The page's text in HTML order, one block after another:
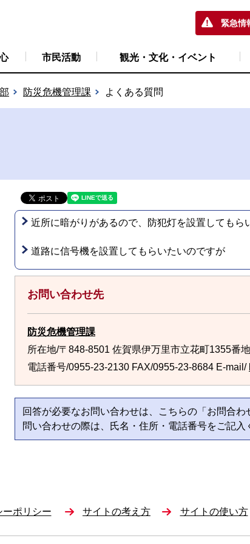
緊急情
市民活動 観光・文化・イベント
防災危機管理課 よくある質問
近所に暗がりがあるので、防犯灯を設置してもら
道路に信号機を設置してもらいたいのですが
お問い合わせ先
防災危機管理課
所在地/〒848-8501 佐賀県伊万里市立花町1355番
電話番号/0955-23-2130 FAX/0955-23-8684 E-mail/
回答が必要なお問い合わせは、こちらの「お問合
問い合わせの際は、氏名・住所・電話番号をご記入
ーポリシー サイトの考え方 サイトの使い方